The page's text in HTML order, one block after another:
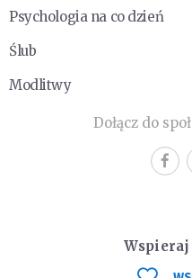
Psychologia na co dzień
Ślub
Modlitwy
Dołącz do
Wspieraj